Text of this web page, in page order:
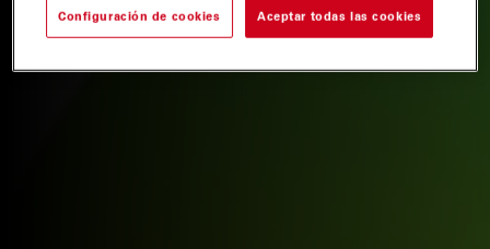
Configuración de cookies Aceptar todas las cookies